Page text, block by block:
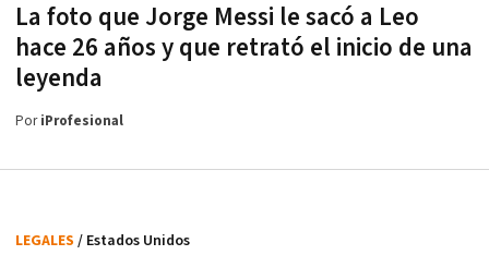
La foto que Jorge Messi le sacó a Leo
hace 26 años y que retrató el inicio de una
leyenda
PoriProfesional
LEGALES / Estados Unidos